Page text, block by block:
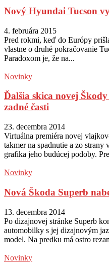
Nový Hyundai Tucson
4. februára 2015
Pred rokmi, keď do Európy
vlastne o druhé pokračovanie
Paradoxom je, že na...
Novinky
Ďalšia skica novej
zadné časti
23. decembra 2014
Virtuálna premiéra novej
takmer na spadnutie a zo strany
grafika jeho budúcej podoby.
Novinky
Nová Škoda Superb
13. decembra 2014
Po dizajnovej stránke Superb
automobilky s jej dizajnovým
model. Na predku má ostro
Novinky